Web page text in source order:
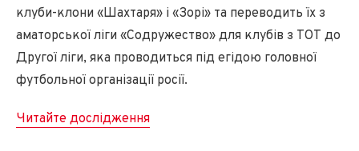
клуби-клони «Шахтаря» і «Зорі» та переводить їх з
аматорської ліги «Содружество» для клубів з ТОТ до
Другої ліги, яка проводиться під егідою головної
футбольної організації росії.
Читайте дослідження